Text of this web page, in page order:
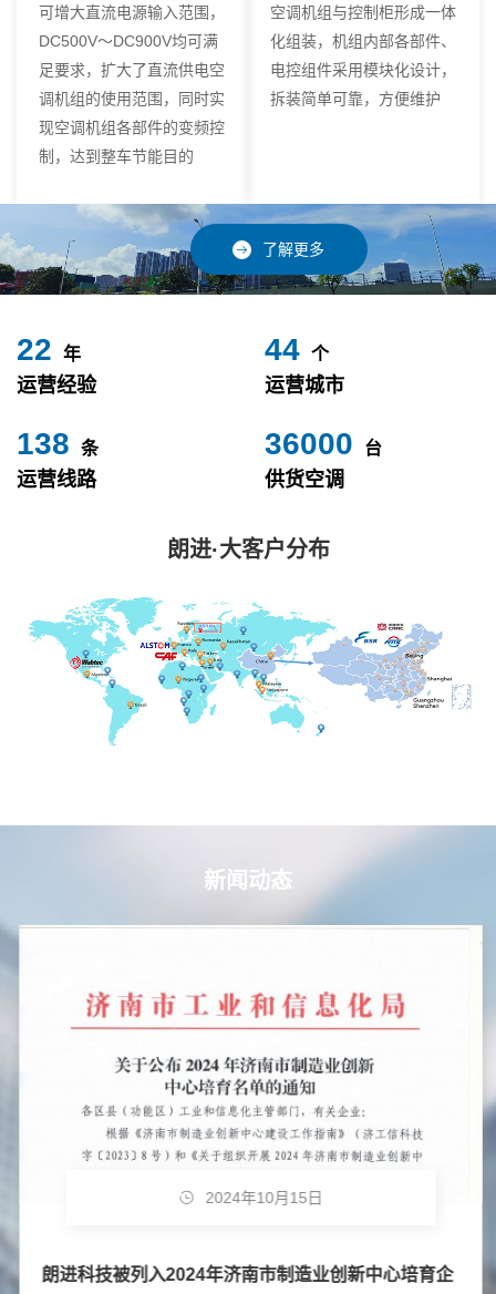
可增大直流电源输入范围，
DC500V～DC900V均可满
足要求，扩大了直流供电空
调机组的使用范围，同时实
现空调机组各部件的变频控
制，达到整车节能目的
空调机组与控制柜形成一体
化组装，机组内部各部件、
电控组件采用模块化设计，
拆装简单可靠，方便维护
了解更多
24 年
运营经验
49 个
运营城市
153 条
运营线路
40000 台
供货空调
朗进·大客户分布
新闻动态
2024年10月15日
朗进科技被列入2024年济南市制造业创新中心培育企